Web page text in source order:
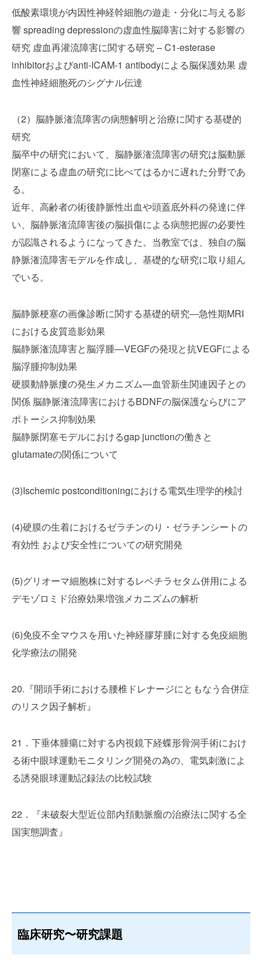
低酸素環境が内因性神経幹細胞の遊走・分化に与える影
響 spreading depressionの虚血性脳障害に対する影響の
研究 虚血再灌流障害に関する研究 – C1-esterase
inhibitorおよびanti-ICAM-1 antibodyによる脳保護効果 虚
血性神経細胞死のシグナル伝達
（2）脳静脈潅流障害の病態解明と治療に関する基礎的
研究
脳卒中の研究において、脳静脈潅流障害の研究は脳動脈
閉塞による虚血の研究に比べてはるかに遅れた分野であ
る。
近年、高齢者の術後静脈性出血や頭蓋底外科の発達に伴
い、脳静脈潅流障害後の脳損傷による病態把握の必要性
が認識されるようになってきた。当教室では、独自の脳
静脈潅流障害モデルを作成し、基礎的な研究に取り組ん
でいる。
脳静脈梗塞の画像診断に関する基礎的研究―急性期MRI
における皮質造影効果
脳静脈潅流障害と脳浮腫―VEGFの発現と抗VEGFによる
脳浮腫抑制効果
硬膜動静脈瘻の発生メカニズム―血管新生関連因子との
関係 脳静脈潅流障害におけるBDNFの脳保護ならびにア
ポトーシス抑制効果
脳静脈閉塞モデルにおけるgap junctionの働きと
glutamateの関係について
(3)Ischemic postconditioningにおける電気生理学的検討
(4)硬膜の生着におけるゼラチンのり・ゼラチンシートの
有効性 および安全性についての研究開発
(5)グリオーマ細胞株に対するレベチラセタム併用による
デモゾロミド治療効果増強メカニズムの解析
(6)免疫不全マウスを用いた神経膠芽腫に対する免疫細胞
化学療法の開発
20.『開頭手術における腰椎ドレナージにともなう合併症
のリスク因子解析』
21．下垂体腫瘍に対する内視鏡下経蝶形骨洞手術におけ
る術中眼球運動モニタリング開発の為の、電気刺激によ
る誘発眼球運動記録法の比較試験
22．『未破裂大型近位部内頚動脈瘤の治療法に関する全
国実態調査』
臨床研究〜研究課題